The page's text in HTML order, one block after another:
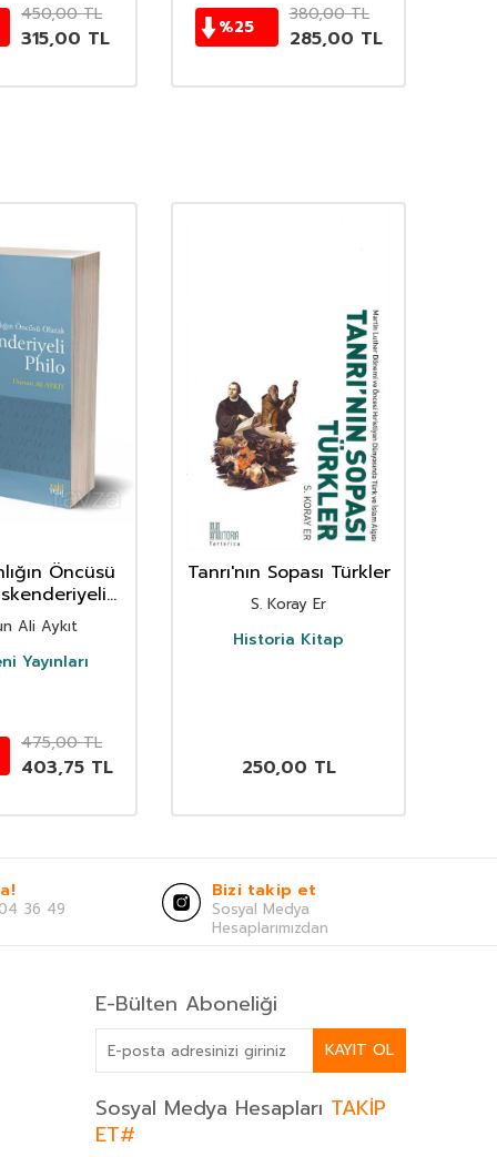
450,00TL
315,00 TL %25
380,00TL
285,00 TL
Öncüsü
PhiloAli Aykıt
Yayınları
475,00TL
403,75 TL
Tanrı'nın Sopası Türkler
S. Koray Er
Historia Kitap
250,00 TL
36 49
Bizi takip et
Sosyal Medya
Hesaplarımızdan
E-Bülten Aboneliği
KAYIT OL
Sosyal Medya Hesapları TAKİP
ET#